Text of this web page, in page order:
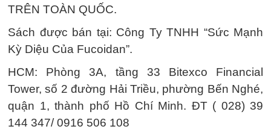
TRÊN TOÀN QUỐC.
Sách được bán tại: Công Ty TNHH “Sức Mạnh
Kỳ Diệu Của Fucoidan”.
HCM: Phòng 3A, tầng 33 Bitexco Financial
Tower, số 2 đường Hải Triều, phường Bến Nghé,
quận 1, thành phố Hồ Chí Minh. ĐT ( 028) 39
144 347/ 0916 506 108